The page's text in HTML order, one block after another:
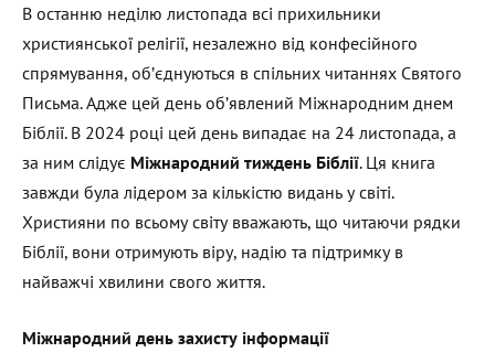
В останню неділю листопада всі прихильники
християнської релігії, незалежно від конфесійного
спрямування, об’єднуються в спільних читаннях Святого
Письма. Адже цей день об’явлений Міжнародним днем
Біблії. В 2024 році цей день випадає на 24 листопада, а
за ним слідує Міжнародний тиждень Біблії. Ця книга
завжди була лідером за кількістю видань у світі.
Християни по всьому світу вважають, що читаючи рядки
Біблії, вони отримують віру, надію та підтримку в
найважчі хвилини свого життя.
Міжнародний день захисту інформації